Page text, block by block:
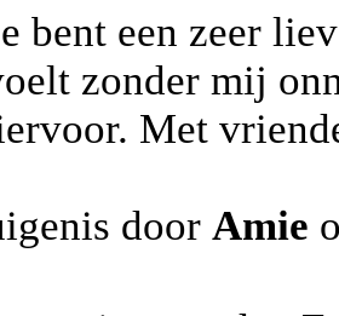
bent een zeer
zonder mij
Met
door Amie